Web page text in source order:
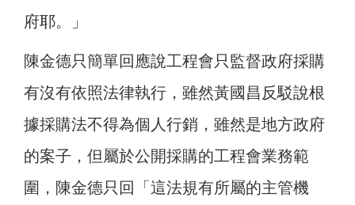
府耶。」
陳金德只簡單回應說工程會只監督政府採購
有沒有依照法律執行，雖然黃國昌反駁說根
據採購法不得為個人行銷，雖然是地方政府
的案子，但屬於公開採購的工程會業務範
圍，陳金德只回「這法規有所屬的主管機